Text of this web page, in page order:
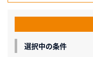
選択中の条件